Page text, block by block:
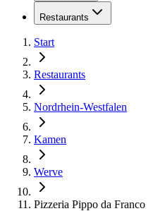
Restaurants
Start
Restaurants
Nordrhein-Westfalen
Kamen
Werve
Pizzeria Pippo da Franco